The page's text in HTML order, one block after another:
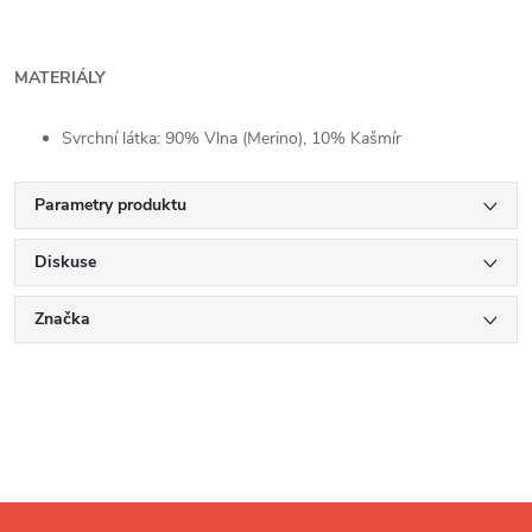
MATERIÁLY
Svrchní látka: 90% Vlna (Merino), 10% Kašmír
Parametry produktu
Diskuse
Značka